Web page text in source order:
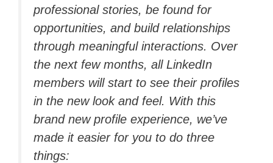
professional stories, be found for
opportunities, and build relationships
through meaningful interactions. Over
the next few months, all LinkedIn
members will start to see their profiles
in the new look and feel. With this
brand new profile experience, we’ve
made it easier for you to do three
things: